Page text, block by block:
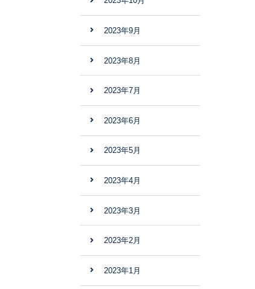
2023年9月
2023年8月
2023年7月
2023年6月
2023年5月
2023年4月
2023年3月
2023年2月
2023年1月